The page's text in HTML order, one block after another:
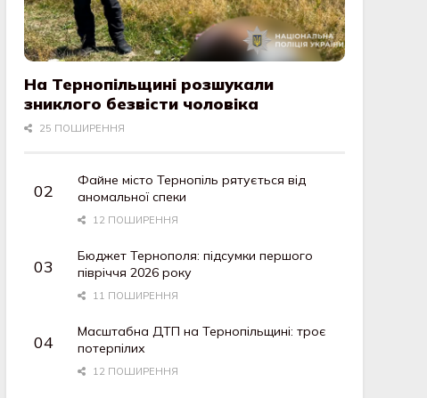
На Тернопільщині розшукали
зниклого безвісти чоловіка
25 ПОШИРЕННЯ
Файне місто Тернопіль рятується від
аномальної спеки
12 ПОШИРЕННЯ
Бюджет Тернополя: підсумки першого
півріччя 2026 року
11 ПОШИРЕННЯ
Масштабна ДТП на Тернопільщині: троє
потерпілих
12 ПОШИРЕННЯ